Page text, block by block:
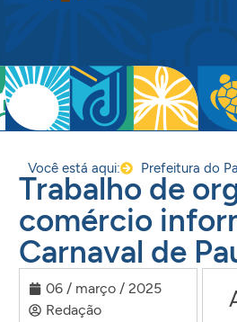
Você está aqui: Prefeitura do
Trabalho de
comércio
Carnaval de
06 / março / 2025
Redação